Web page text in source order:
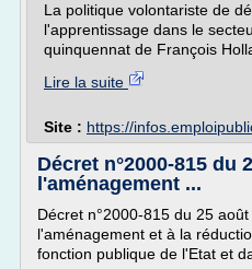
La politique volontariste de
l'apprentissage dans le
quinquennat de François
Lire la suite
Site : https://
Décret n°2000-815 du
l'aménagement ...
Décret n°2000-815 du 25
l'aménagement et à la
fonction publique de l'Etat et